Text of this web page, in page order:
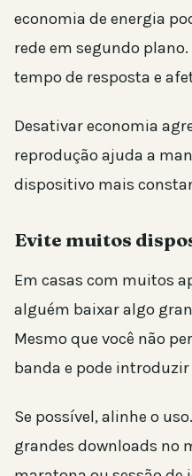
economia de energia
rede em segundo
tempo de resposta e
Desativar economia
reprodução ajuda a
dispositivo mais
Evite muitos
Em casas com muitos
alguém baixar algo
Mesmo que você não
banda e pode
Se possível, alinhe o
grandes downloads no